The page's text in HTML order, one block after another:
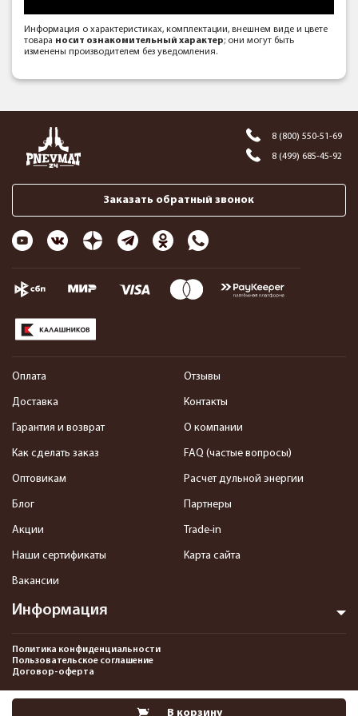
В корзину
Информация о характеристиках, комплектации, внешнем виде и цвете
товара носит ознакомительный характер; они могут быть
изменены производителем без уведомления.
8 (800) 550-51-69
8 (499) 685-45-92
Заказать обратный звонок
Информация
Оплата
Доставка
Гарантия и возврат
Как сделать заказ
Оптовикам
Блог
Акции
Наши сертификаты
Вакансии
Отзывы
Контакты
О компании
FAQ (частые вопросы)
Расчет дульной энергии
Партнеры
Trade-in
Карта сайта
Политика конфиденциальности
Пользовательское соглашение
Договор-оферта
2013-2026 Интернет-магазин пневматики, страйкбола и снаряжения–
Pnevmat24.ru. Все права защищены.©